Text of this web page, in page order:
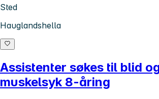
Sted
Hauglandshella
Assistenter søkes til blid
muskelsyk 8-åring